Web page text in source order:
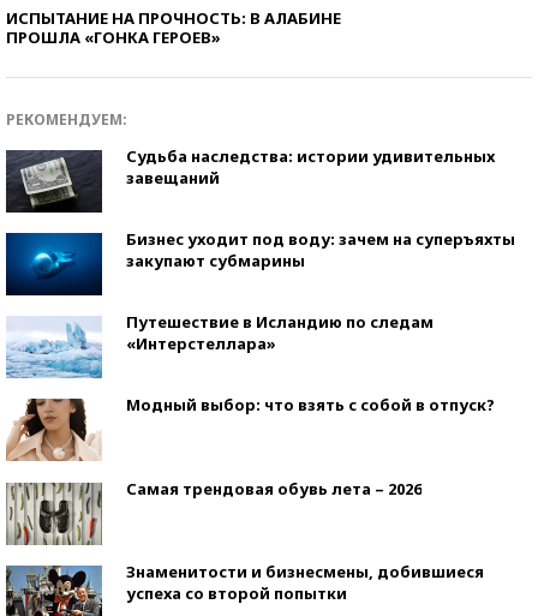
ИСПЫТАНИЕ НА ПРОЧНОСТЬ: В АЛАБИНЕ
ПРОШЛА «ГОНКА ГЕРОЕВ»
РЕКОМЕНДУЕМ:
Судьба наследства: истории удивительных
завещаний
Бизнес уходит под воду: зачем на суперъяхты
закупают субмарины
Путешествие в Исландию по следам
«Интерстеллара»
Модный выбор: что взять с собой в отпуск?
Самая трендовая обувь лета – 2026
Знаменитости и бизнесмены, добившиеся
успеха со второй попытки